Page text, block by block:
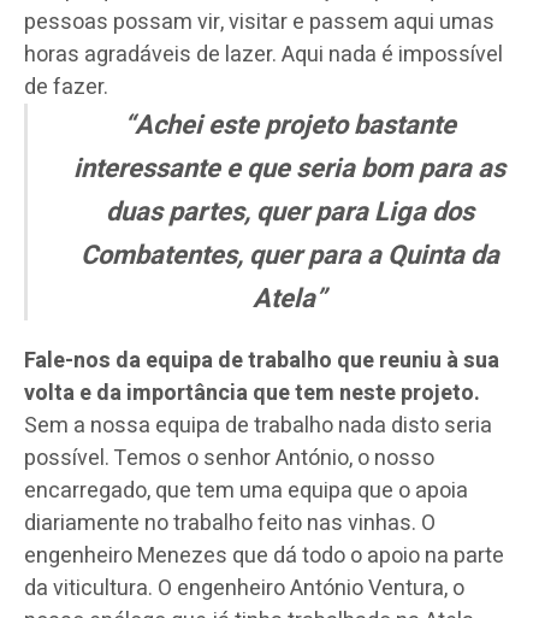
pessoas possam vir, visitar e passem aqui umas
horas agradáveis de lazer. Aqui nada é impossível
de fazer.
“Achei este projeto bastante
interessante e que seria bom para as
duas partes, quer para Liga dos
Combatentes, quer para a Quinta da
Atela”
Fale-nos da equipa de trabalho que reuniu à sua
volta e da importância que tem neste projeto.
Sem a nossa equipa de trabalho nada disto seria
possível. Temos o senhor António, o nosso
encarregado, que tem uma equipa que o apoia
diariamente no trabalho feito nas vinhas. O
engenheiro Menezes que dá todo o apoio na parte
da viticultura. O engenheiro António Ventura, o